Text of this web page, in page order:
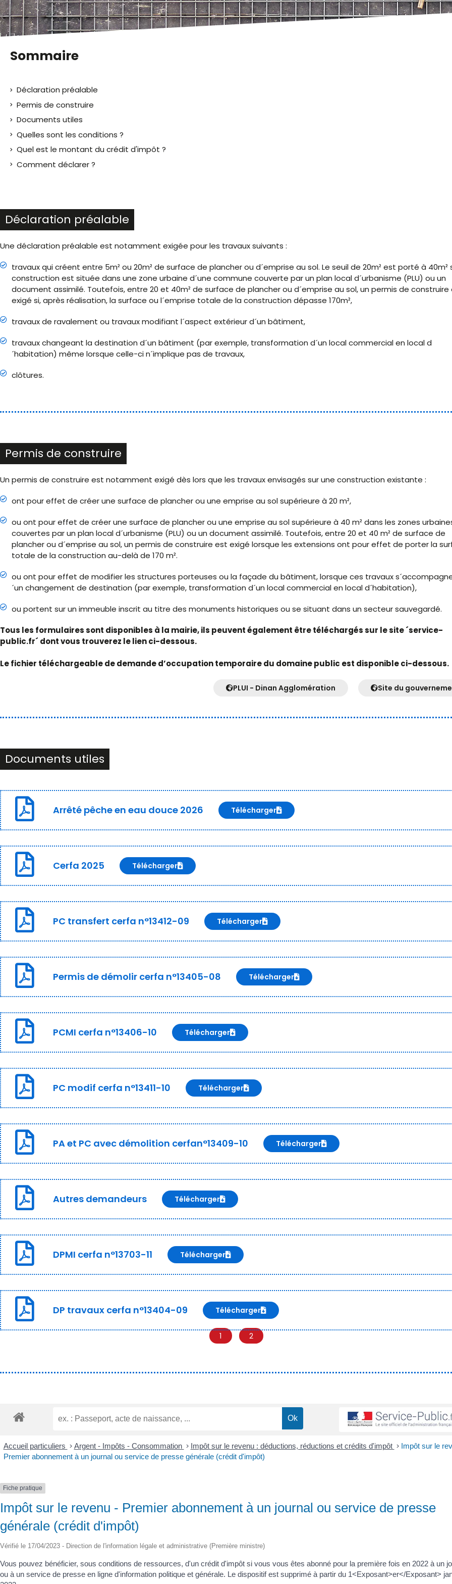
qui
utilisent
un
d'écran ;
Ctrl-
F10
ouvrir
menu
Sommaire
Déclaration préalable
Permis de construire
Documents utiles
Quelles sont les conditions ?
Quel est le montant du crédit d'impôt ?
Comment déclarer ?
Déclaration préalable
Une déclaration préalable est notamment exigée pour les travaux suivants :
travaux qui créent entre 5m² ou 20m² de surface de plancher ou d´emprise au sol. Le seuil de 20m² est porté à 40m²
construction est située dans une zone urbaine d´une commune couverte par un plan local d´urbanisme (PLU) ou un
document assimilé. Toutefois, entre 20 et 40m² de surface de plancher ou d´emprise au sol, un permis de construire
exigé si, après réalisation, la surface ou l´emprise totale de la construction dépasse 170m²,
travaux de ravalement ou travaux modifiant l´aspect extérieur d´un bâtiment,
travaux changeant la destination d´un bâtiment (par exemple, transformation d´un local commercial en local d
´habitation) même lorsque celle-ci n´implique pas de travaux,
clôtures.
Permis de construire
Un permis de construire est notamment exigé dès lors que les travaux envisagés sur une construction existante :
ont pour effet de créer une surface de plancher ou une emprise au sol supérieure à 20 m²,
ou ont pour effet de créer une surface de plancher ou une emprise au sol supérieure à 40 m² dans les zones
couvertes par un plan local d´urbanisme (PLU) ou un document assimilé. Toutefois, entre 20 et 40 m² de surface de
plancher ou d´emprise au sol, un permis de construire est exigé lorsque les extensions ont pour effet de porter la
totale de la construction au-delà de 170 m².
ou ont pour effet de modifier les structures porteuses ou la façade du bâtiment, lorsque ces travaux
´un changement de destination (par exemple, transformation d´un local commercial en local d´habitation),
ou portent sur un immeuble inscrit au titre des monuments historiques ou se situant dans un secteur sauvegardé.
Tous les formulaires sont disponibles à la mairie, ils peuvent également être téléchargés sur le site ´service-
public.fr´ dont vous trouverez le lien ci-dessous.
Le fichier téléchargeable de demande d’occupation temporaire du domaine public est disponible ci-dessous.
PLUI - Dinan Agglomération Site du
Documents utiles
Arrêté pêche en eau douce 2026 Télécharger
Cerfa 2025 Télécharger
PC transfert cerfa n°13412-09 Télécharger
Permis de démolir cerfa n°13405-08 Télécharger
PCMI cerfa n°13406-10 Télécharger
PC modif cerfa n°13411-10 Télécharger
PA et PC avec démolition cerfan°13409-10 Télécharger
Autres demandeurs Télécharger
DPMI cerfa n°13703-11 Télécharger
DP travaux cerfa n°13404-09 Télécharger
1 2
Accueil particuliers > Argent - Impôts - Consommation > Impôt sur le revenu : déductions, réductions et crédits d'impôt > Impôt sur le
Premier abonnement à un journal ou service de presse générale (crédit d'impôt)
Fiche pratique
Impôt sur le revenu - Premier abonnement à un journal ou service de presse
générale (crédit d'impôt)
Vérifié le 17/04/2023 - Direction de l'information légale et administrative (Première ministre)
Vous pouvez bénéficier, sous conditions de ressources, d'un crédit d'impôt si vous vous êtes abonné pour la première fois en 2022 à un
ou à un service de presse en ligne d'information politique et générale. Le dispositif est supprimé à partir du 1<Exposant>er</Exposant>